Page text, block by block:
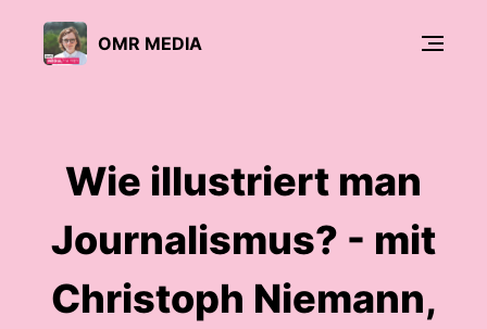
OMR MEDIA
Wie illustriert man
Journalismus? - mit
Christoph Niemann,